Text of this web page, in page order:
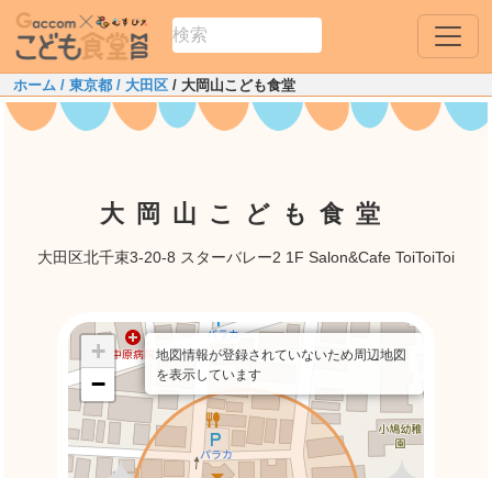
ホーム / 東京都 / 大田区 / 大岡山こども食堂
大岡山こども食堂
大田区北千束3-20-8 スターバレー2 1F Salon&Cafe ToiToiToi
+
−
地図情報が登録されていないため周辺地図
を表示しています